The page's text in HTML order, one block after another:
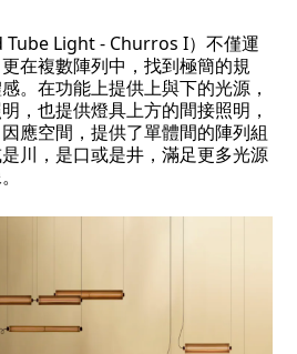
Tube Light - Churros I）不僅運
在複數陣列中，找到極簡的規
。在功能上提供上與下的光源，
，也提供燈具上方的間接照明，
應空間，提供了單體間的陣列組
川，是口或是井，滿足更多光源